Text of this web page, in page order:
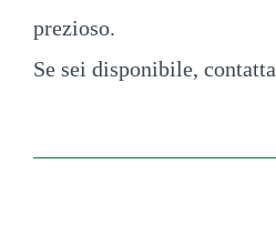
prezioso.
Se sei disponibile,